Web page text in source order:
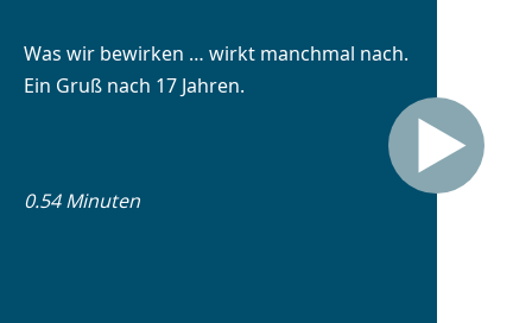
Was wir bewirken … wirkt manchmal nach.
Ein Gruß nach 17 Jahren.
0.54 Minuten